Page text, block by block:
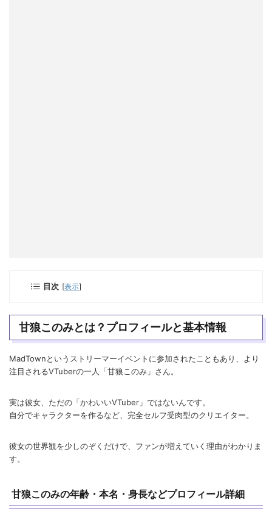
目次 [表示]
甘狼このみとは？プロフィールと基本情報
MadTownというストリーマーイベントに参加されたこともあり、より
注目されるVTuberの一人「甘狼このみ」さん。
実は彼女、ただの「かわいいVTuber」ではないんです。
自分でキャラクターを作るなど、完全セルフ受肉型のクリエイター。
彼女の世界観を少しのぞくだけで、ファンが増えていく理由がわかりま
す。
甘狼このみの年齢・本名・身長などプロフィール詳細